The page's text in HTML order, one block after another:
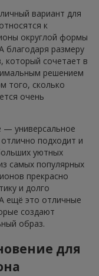
вариант для
к
округлой формы
благодаря размеру
который сочетает в
решением
того, сколько
очень
— универсальное
подходит и
уютных
самых популярных
прекрасно
и долго
ещё это отличные
создают
образ.
для